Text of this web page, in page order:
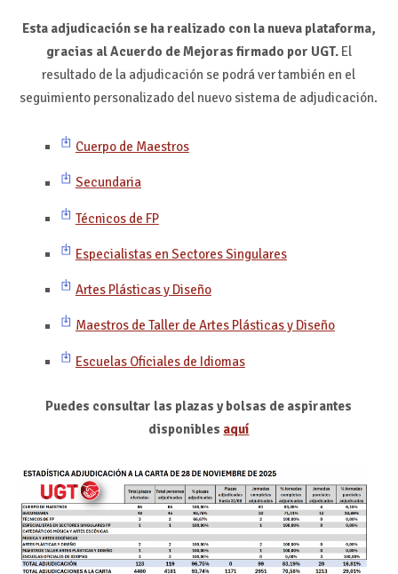
Esta adjudicación se ha realizado con la nueva plataforma,
gracias al Acuerdo de Mejoras firmado por UGT. El
resultado de la adjudicación se podrá ver también en el
seguimiento personalizado del nuevo sistema de adjudicación.
Cuerpo de Maestros
Secundaria
Técnicos de FP
Especialistas en Sectores Singulares
Artes Plásticas y Diseño
Maestros de Taller de Artes Plásticas y Diseño
Escuelas Oficiales de Idiomas
Puedes consultar las plazas y bolsas de aspirantes
disponibles aquí